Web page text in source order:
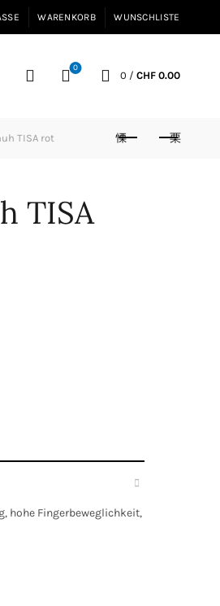
WARENKORB WUNSCHLISTE
0
0 / CHF0.00
TISA rot
TISA
hohe Fingerbeweglichkeit,